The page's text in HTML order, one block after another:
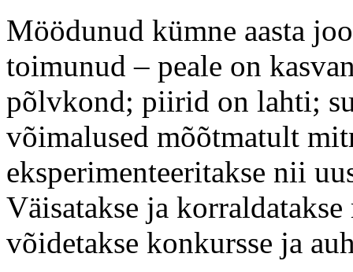
Möödunud kümne aasta
toimunud – peale on
põlvkond; piirid on lahti;
võimalused mõõtmatult
eksperimenteeritakse nii
Väisatakse ja
võidetakse konkursse ja